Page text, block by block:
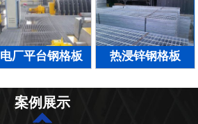
电厂平台钢格板 热浸锌钢格板
案例展示